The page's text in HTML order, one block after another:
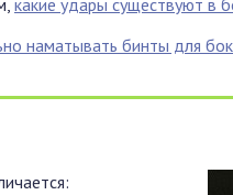
какие удары существуют в
наматывать бинты для